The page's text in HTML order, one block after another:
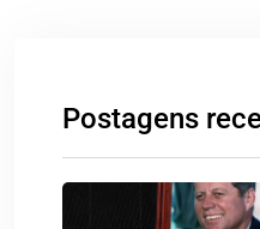
Postagens